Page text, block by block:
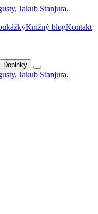
Knižný blogKontakt
Doplnky